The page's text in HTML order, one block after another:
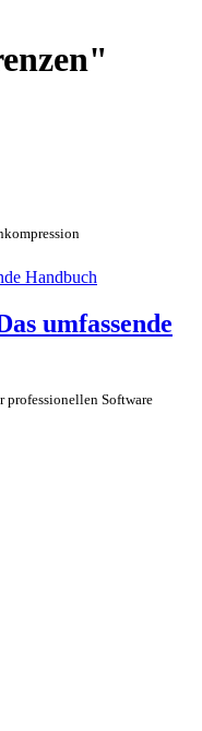
umfassende
professionellen Software